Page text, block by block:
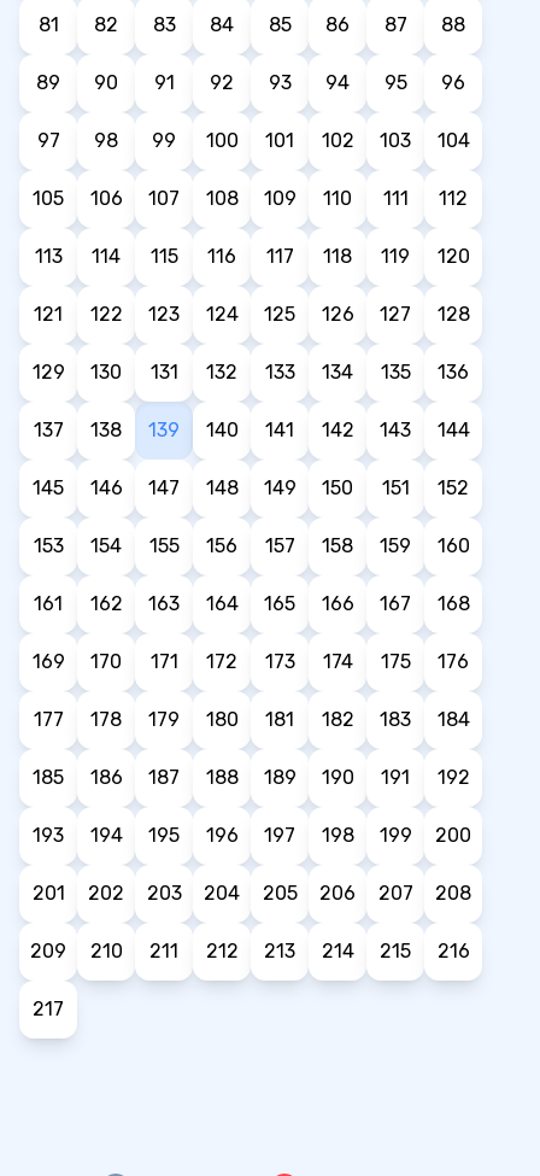
81 82 83 84 85 86 87 88
89 90 91 92 93 94 95 96
97 98 99 100 101 102 103 104
105 106 107 108 109 110 111 112
113 114 115 116 117 118 119 120
121 122 123 124 125 126 127 128
129 130 131 132 133 134 135 136
137 138 139 140 141 142 143 144
145 146 147 148 149 150 151 152
153 154 155 156 157 158 159 160
161 162 163 164 165 166 167 168
169 170 171 172 173 174 175 176
177 178 179 180 181 182 183 184
185 186 187 188 189 190 191 192
193 194 195 196 197 198 199 200
201 202 203 204 205 206 207 208
209 210 211 212 213 214 215 216
217